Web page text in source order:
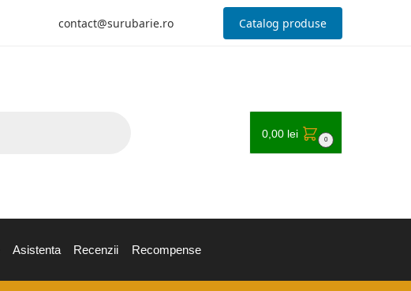
contact@surubarie.ro Catalog produse
0,00 lei 0
Asistenta Recenzii Recompense